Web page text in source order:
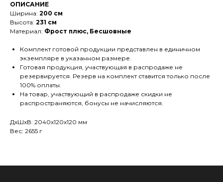
ОПИСАНИЕ
Ширина: 200 см
Высота: 231 см
Материал: Фрост плюс, Бесшовные
Комплект готовой продукции представлен в единичном
экземпляре в указанном размере.
Готовая продукция, участвующая в распродаже не
резервируется. Резерв на комплект ставится только после
100% оплаты.
На товар, участвующий в распродаже скидки не
распространяются, бонусы не начисляются.
ДxШxВ: 2040x120x120 мм
Вес: 2655 г